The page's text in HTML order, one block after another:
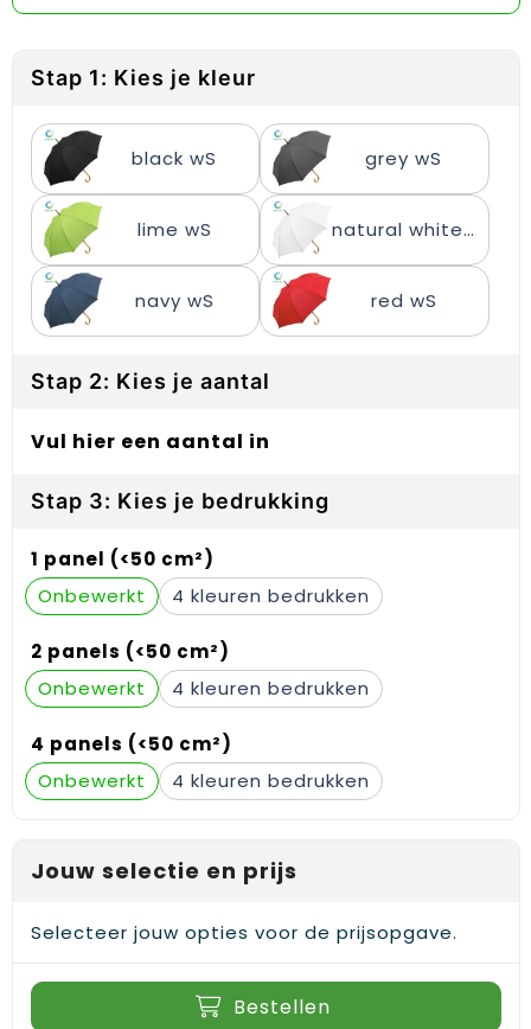
Schoenen
Schorten en Sloven
Sweaters
T-Shirts
Veiligheidsvesten en Veiligheidshesjes
Vesten
Werkkleding sets
Gehoorbescherming
Opbergtassen
Opvouwbare tassen
Papieren tassen
Picknicktassen en manden
Promotietassen
Reistassen
Rugzakken
Schoenentassen
Schoudertassen
Sporttassen
Strandtassen
Toilettassen
Waterbestendige tassen
Reistassensets
Sleutelhangers
PBM's
Handwaaiers
Zadelhoezen
Frisbees
Telefoonhoesjes
Spelden en buttons
Medailles en prijzen
Nekwarmers
Hoofdbanden
Caps, hoeden en mutsen
Yoga en sportmatten
Stap 1: Kies je kleur
black wS grey wS
lime wS natural white wS
navy wS red wS
Stap 2: Kies je aantal
Vul hier een aantal in
Stap 3: Kies je bedrukking
1 panel (<50 cm²)
Onbewerkt
4
2 panels (<50 cm²)
Onbewerkt
4
4 panels (<50 cm²)
Onbewerkt
4
Jouw selectie en prijs
Selecteer jouw opties voor de prijsopgave.
Bestellen